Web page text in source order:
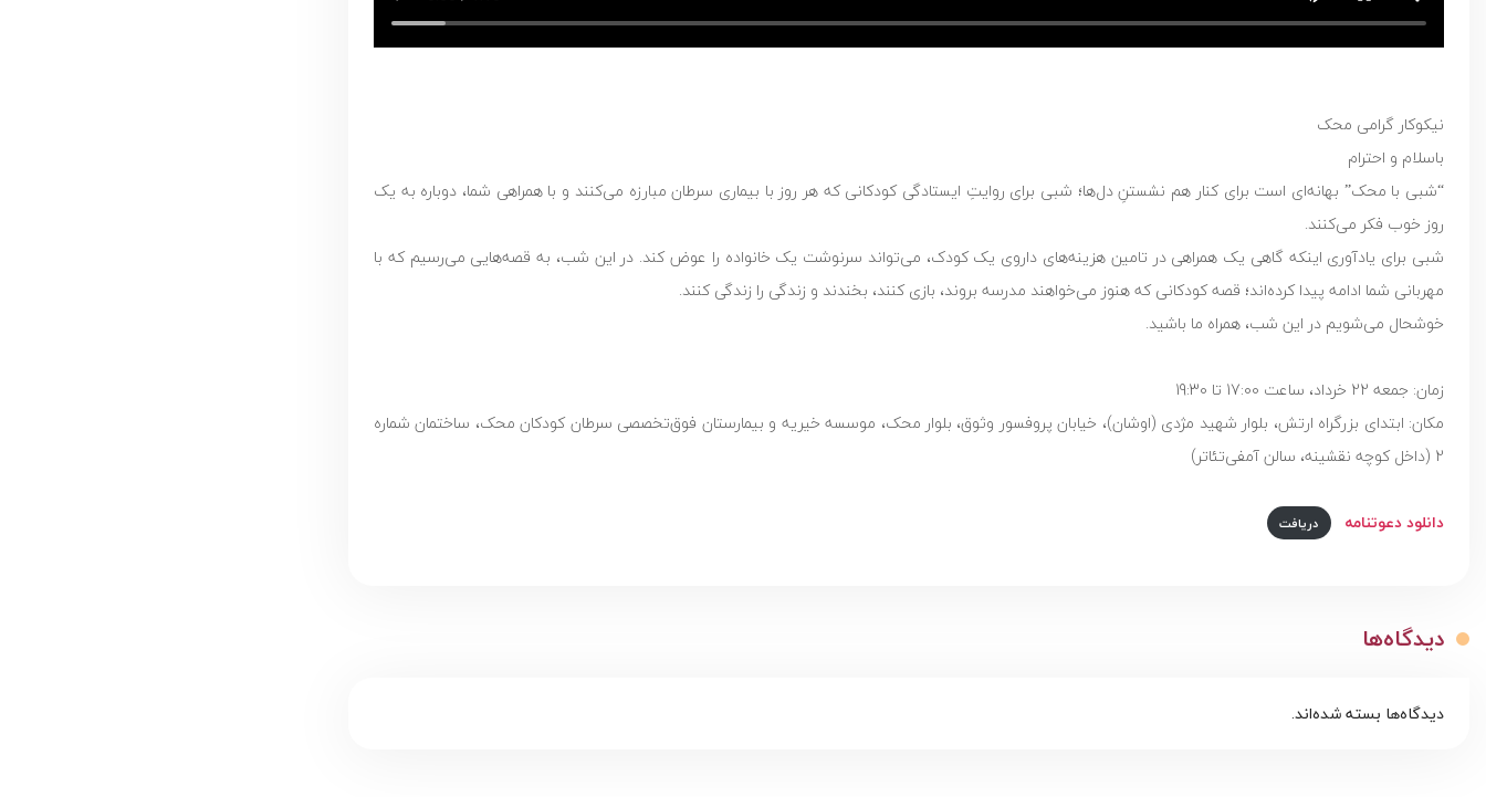
نیکوکار گرامی محک
باسلام و احترام
“شبی با محک” بهانه‌ای است برای کنار هم نشستنِ دل‌ها؛ شبی برای روایتِ ایستادگی کودکانی که هر روز با بیماری سرطان مبارزه می‌کنند و با همراهی شما، دوباره به یک
روز خوب فکر می‌کنند.
شبی برای یادآوری اینکه گاهی یک همراهی در تامین هزینه‌های داروی یک کودک، می‌تواند سرنوشت یک خانواده را عوض کند. در این شب، به قصه‌هایی می‌رسیم که با
مهربانی شما ادامه پیدا کرده‌اند؛ قصه کودکانی که هنوز می‌خواهند مدرسه بروند، بازی کنند، بخندند و زندگی را زندگی کنند.
خوشحال می‌شویم در این شب، همراه ما باشید.
زمان: جمعه 22 خرداد، ساعت 17:00 تا 19:30
مکان: ابتدای بزرگراه ارتش، بلوار شهید مژدی (اوشان)، خیابان پروفسور وثوق، بلوار محک، موسسه خیریه و بیمارستان فوق‌تخصصی سرطان کودکان محک، ساختمان شماره
2 (داخل کوچه نقشینه، سالن آمفی‌تئاتر)
دانلود دعوتنامه دریافت
دیدگاه‌ها
دیدگاه‌ها بسته شده‌اند.